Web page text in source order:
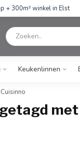
+ 300m² winkel in Elst
Keukenlinnen
met